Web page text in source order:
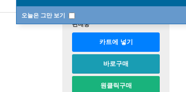
오늘은 그만 보기
판매중
카트에 넣기
바로구매
원클릭구매